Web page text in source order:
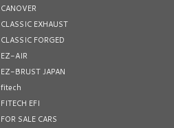
CANOVER
CLASSIC EXHAUST
CLASSIC FORGED
EZ-AIR
EZ-BRUST JAPAN
fitech
FITECH EFI
FOR SALE CARS